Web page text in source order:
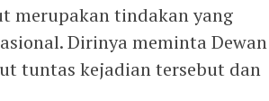
merupakan tindakan yang
Dirinya meminta Dewan
tuntas kejadian tersebut dan